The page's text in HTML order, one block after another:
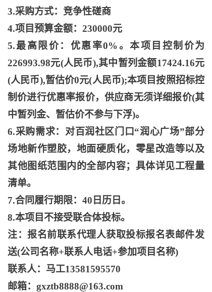
3.采购方式：竞争性磋商
4.项目预算金额：230000元
5.最高限价：优惠率0%。本项目控制价为
226993.98元(人民币),其中暂列金额17424.16元
(人民币),暂估价0元(人民币);本项目按照招标控
制价进行优惠率报价，供应商无须详细报价(其
中暂列金、暂估价不参与下浮)。
6.采购需求：对百润社区门口“润心广场”部分
场地新作塑胶，地面硬质化，零星改造等以及
其他图纸范围内的全部内容；具体详见工程量
清单。
7.合同履行期限：40日历日。
8.本项目不接受联合体投标。
注：报名前联系代理人获取投标报名表邮件发
送(公司名称+联系人电话+参加项目名称)
联系人：马工13581595570
邮箱： gxztb8888@163.com